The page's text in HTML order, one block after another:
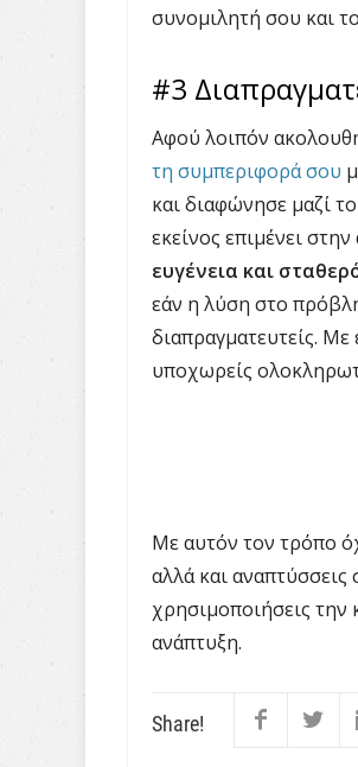
συνομιλητή σου και
#3
Αφού λοιπόν
τη συμπεριφορά σου
και διαφώνησε μαζί
εκείνος επιμένει
ευγένεια και
εάν η λύση στο
διαπραγματευτείς.
υποχωρείς
Με αυτόν τον τρόπο
αλλά και
χρησιμοποιήσεις την
ανάπτυξη.
Share!